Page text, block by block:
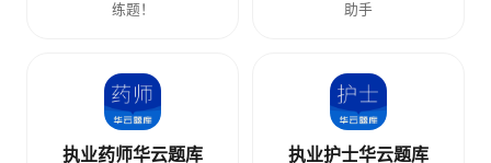
练题！
助手
执业药师华云题库 执业护士华云题库